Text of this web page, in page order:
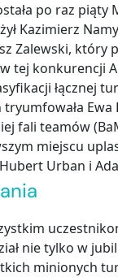
po raz piąty
Kazimierz
Zalewski, który
tej konkurencji
łącznej
Ewa
fali teamów
miejscu
Urban i
nie tylko w
minionych